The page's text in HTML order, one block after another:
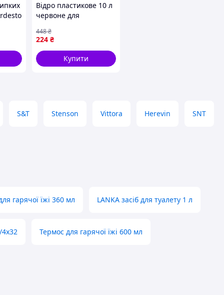
Відро пластикове 10 л
червоне для
побутових потреб ТМ
R-PLASTIC
224 ₴
448₴
Купити
S&T Stenson Vittora Herevin SNT
гарячої їжі 360 мл LANKA засіб для туалету 1 л
Термос для гарячої їжі 600 мл